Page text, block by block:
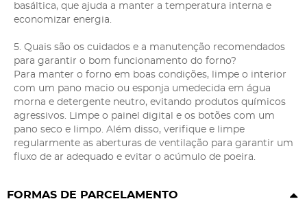
basáltica, que ajuda a manter a temperatura interna e
economizar energia.
5. Quais são os cuidados e a manutenção recomendados
para garantir o bom funcionamento do forno?
Para manter o forno em boas condições, limpe o interior
com um pano macio ou esponja umedecida em água
morna e detergente neutro, evitando produtos químicos
agressivos. Limpe o painel digital e os botões com um
pano seco e limpo. Além disso, verifique e limpe
regularmente as aberturas de ventilação para garantir um
fluxo de ar adequado e evitar o acúmulo de poeira.
FORMAS DE PARCELAMENTO